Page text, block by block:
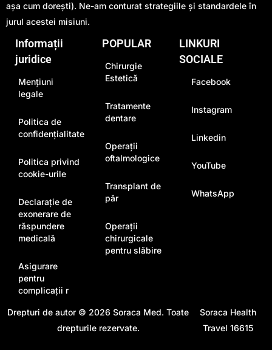
așa cum dorești). Ne-am conturat strategiile și standardele în
jurul acestei misiuni.
Informații
juridice
Mențiuni
legale
Politica de
confidențialitate
Politica privind
cookie-urile
Declarație de
exonerare de
răspundere
medicală
Asigurare
pentru
complicații r
POPULAR
Chirurgie
Estetică
Tratamente
dentare
Operații
oftalmologice
Transplant de
păr
Operații
chirurgicale
pentru slăbire
LINKURI
SOCIALE
Facebook
Instagram
Linkedin
YouTube
WhatsApp
Drepturi de autor © 2026Soraca Med. Toate
drepturile rezervate.
Soraca Health
Travel 16615